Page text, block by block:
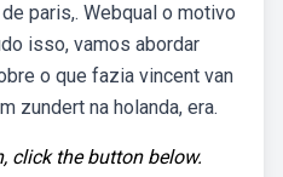
paris,. Webqual o motivo
isso, vamos abordar
o que fazia vincent van
zundert na holanda, era.
click the button below.